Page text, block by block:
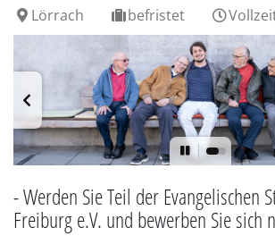
Lörrach befristet
- Werden Sie Teil der Evangelischen
Freiburg e.V. und bewerben Sie sich